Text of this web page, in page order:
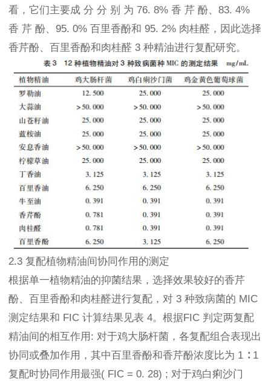
看，它们主要成 分 分 别 为 76. 8% 香 芹 酚、83. 4%
香 芹 酚、95. 0% 百里香酚和 95. 2% 肉桂醛，因此选择
香芹酚、百里香酚和肉桂醛 3 种精油进行复配研究。
2.3 复配植物精油间协同作用的测定
根据单一植物精油的抑菌结果，选择效果较好的香芹
酚、百里香酚和肉桂醛进行复配，对 3 种致病菌的 MIC
测定结果和 FIC 计算结果见表 4。根据FIC 判定两复配
精油间的相互作用: 对于鸡大肠杆菌，各复配组合表现出
协同或叠加作用，其中百里香酚和香芹酚浓度比为 1 ∶ 1
复配时协同作用最强( FIC = 0. 28) ; 对于鸡白痢沙门